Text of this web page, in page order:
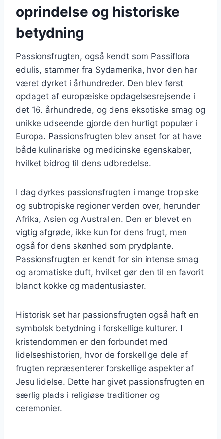
oprindelse og historiske
betydning
Passionsfrugten, også kendt som Passiflora
edulis, stammer fra Sydamerika, hvor den har
været dyrket i århundreder. Den blev først
opdaget af europæiske opdagelsesrejsende i
det 16. århundrede, og dens eksotiske smag og
unikke udseende gjorde den hurtigt populær i
Europa. Passionsfrugten blev anset for at have
både kulinariske og medicinske egenskaber,
hvilket bidrog til dens udbredelse.
I dag dyrkes passionsfrugten i mange tropiske
og subtropiske regioner verden over, herunder
Afrika, Asien og Australien. Den er blevet en
vigtig afgrøde, ikke kun for dens frugt, men
også for dens skønhed som prydplante.
Passionsfrugten er kendt for sin intense smag
og aromatiske duft, hvilket gør den til en favorit
blandt kokke og madentusiaster.
Historisk set har passionsfrugten også haft en
symbolsk betydning i forskellige kulturer. I
kristendommen er den forbundet med
lidelseshistorien, hvor de forskellige dele af
frugten repræsenterer forskellige aspekter af
Jesu lidelse. Dette har givet passionsfrugten en
særlig plads i religiøse traditioner og
ceremonier.